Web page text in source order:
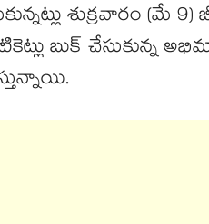
శుక్రవారం (మే 9)
బుక్ చేసుకున్న